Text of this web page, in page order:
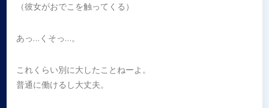
（彼女がおでこを触ってくる）
あっ…くそっ…。
これくらい別に大したことねーよ。
普通に働けるし大丈夫。